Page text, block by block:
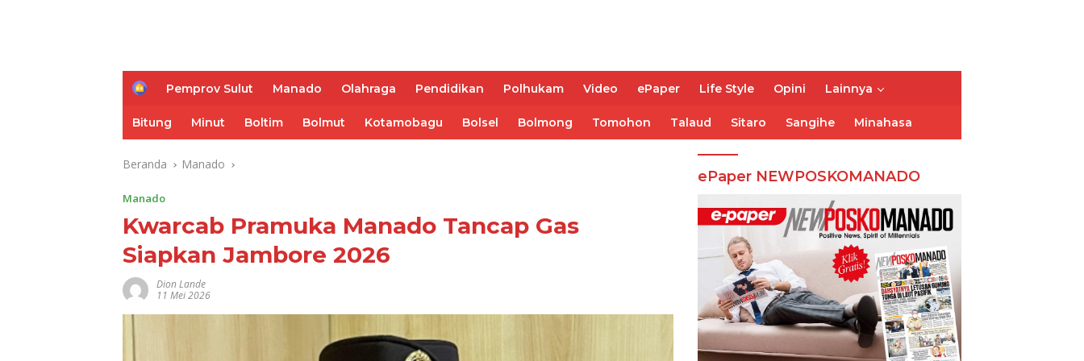
H
e
Pemprov Sulut Manado Olahraga Pendidikan Polhukam Video ePaper Life Style Opini Lainnya
Bitung Minut Boltim Bolmut Kotamobagu Bolsel Bolmong Tomohon Talaud Sitaro Sangihe Minahasa
Beranda Manado
Manado
Kwarcab Pramuka Manado Tancap Gas
Siapkan Jambore 2026
Dion Lande
11 Mei 2026
ePaper NEWPOSKOMANADO